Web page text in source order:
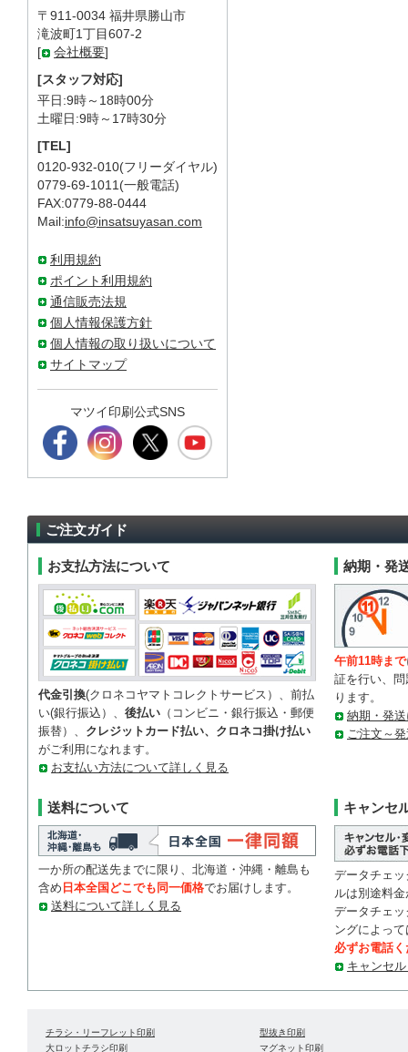
〒911-0034 福井県勝山市
滝波町1丁目607-2
[
会社概要]
[スタッフ対応]
平日:9時～18時00分
土曜日:9時～17時30分
[TEL]
0120-932-010(フリーダイヤル)
0779-69-1011(一般電話)
FAX:0779-88-0444
Mail:info@insatsuyasan.com
利用規約
ポイント利用規約
通信販売法規
個人情報保護方針
個人情報の取り扱いについて
サイトマップ
マツイ印刷公式SNS
ご注文ガイド
お支払方法について
代金引換(クロネコヤマトコレクトサービス）、前払
い(銀行振込）、 後払い （コンビニ・銀行振込・郵便
振替）、 クレジットカード払い、クロネコ掛け払い
がご利用になれます。
お支払い方法について詳しく見る
送料について
一か所の配送先までに限り、北海道・沖縄・離島も
含め 日本全国どこでも同一価格でお届けします。
送料について詳しく見る
納期・発
午前11時まで
証を行い、
ります。
納期・発
ご注文～
キャンセ
データチェ
ルは別途料
データチェ
ングによっ
必ずお電話
キャンセ
チラシ・リーフレット印刷
大ロットチラシ印刷
型抜き印刷
マグネット印刷